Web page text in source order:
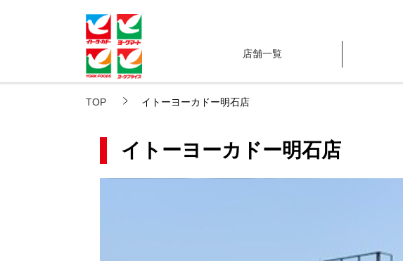
店舗一覧
TOP イトーヨーカドー明石店
イトーヨーカドー明石店